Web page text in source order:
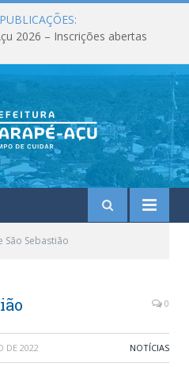
2026 – Inscrições abertas
São Sebastião
0
DE 2022 NOTÍCIAS